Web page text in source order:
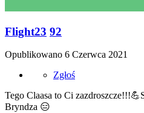
Flight23 92
Opublikowano 6 Czerwca 2021
Zgłoś
Tego Claasa to Ci zazdroszcze!!!💪
Bryndza 😑